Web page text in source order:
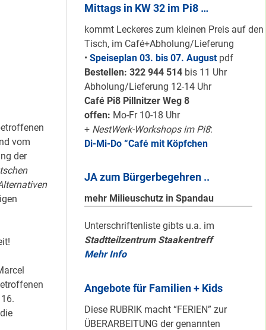
vom
der
Mittags in KW 32 im Pi8 …
kommt Leckeres zum kleinen Preis auf den
Tisch, im Café+Abholung/Lieferung
• Speiseplan 03. bis 07. August pdf
Bestellen: 322 944 514bis 11 Uhr
Abholung/Lieferung 12-14 Uhr
Café Pi8 Pillnitzer Weg 8
offen: Mo-Fr 10-18 Uhr
+ NestWerk-Workshops im Pi8:
Di-Mi-Do “Café mit Köpfchen
JA zum Bürgerbegehren ..
mehr Milieuschutz in Spandau
Unterschriftenliste gibts u.a. im
Stadtteilzentrum Staakentreff
Mehr Info
Angebote für Familien + Kids
Diese RUBRIK macht “FERIEN” zur
ÜBERARBEITUNG der genannten
geht & sich
ABSCHAFFEN!
Nur grüne & gelbe
Karten für den
neuen Quartiersrat
2023-25 …
Ein echtes “PLUS”
Nord …
Staaken: Immer
schön sauber
halten!
Neuer Look für’s
#Nachbarschaftmachen